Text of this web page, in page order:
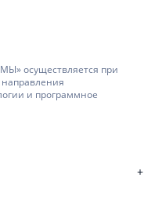
осуществляется при
и программное